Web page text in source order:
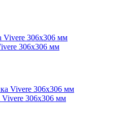
306x306 мм
Vivere 306x306 мм